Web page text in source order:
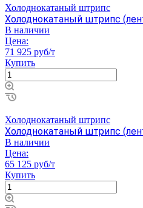
Холоднокатаный штрипс
Холоднокатаный штрипс
В наличии
Цена:
71 925 руб/т
Купить
Холоднокатаный штрипс
Холоднокатаный штрипс
В наличии
Цена:
65 125 руб/т
Купить